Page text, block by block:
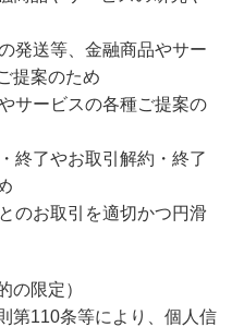
発送等、金融商品やサー
提案のため
サービスの各種ご提案の
終了やお取引解約・終了
のお取引を適切かつ円滑
の限定）
第110条等により、個人信